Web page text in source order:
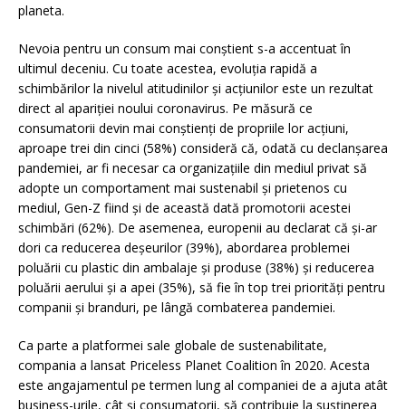
planeta.
Nevoia pentru un consum mai conștient s-a accentuat în
ultimul deceniu. Cu toate acestea, evoluția rapidă a
schimbărilor la nivelul atitudinilor și acțiunilor este un rezultat
direct al apariției noului coronavirus. Pe măsură ce
consumatorii devin mai conștienți de propriile lor acțiuni,
aproape trei din cinci (58%) consideră că, odată cu declanșarea
pandemiei, ar fi necesar ca organizațiile din mediul privat să
adopte un comportament mai sustenabil și prietenos cu
mediul, Gen-Z fiind și de această dată promotorii acestei
schimbări (62%). De asemenea, europenii au declarat că și-ar
dori ca reducerea deșeurilor (39%), abordarea problemei
poluării cu plastic din ambalaje și produse (38%) și reducerea
poluării aerului și a apei (35%), să fie în top trei priorități pentru
companii și branduri, pe lângă combaterea pandemiei.
Ca parte a platformei sale globale de sustenabilitate,
compania a lansat Priceless Planet Coalition în 2020. Acesta
este angajamentul pe termen lung al companiei de a ajuta atât
business-urile, cât și consumatorii, să contribuie la susținerea